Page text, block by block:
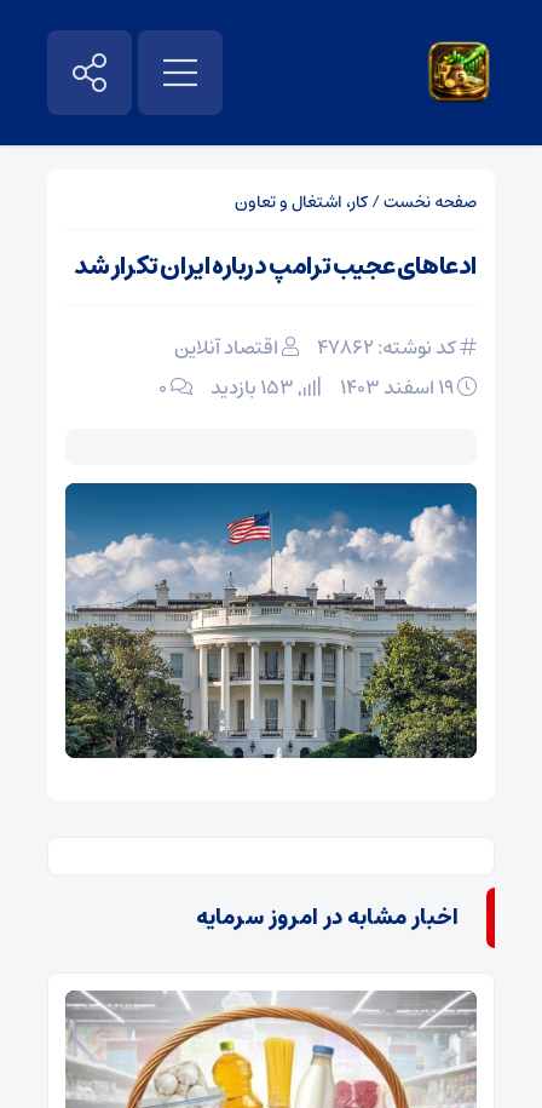
صفحه نخست/کار، اشتغال و تعاون
ادعاهای عجیب ترامپ درباره ایران تکرار شد
کد نوشته: 47862
اقتصاد آنلاین
۰
اخبار مشابه در امروز سرمایه